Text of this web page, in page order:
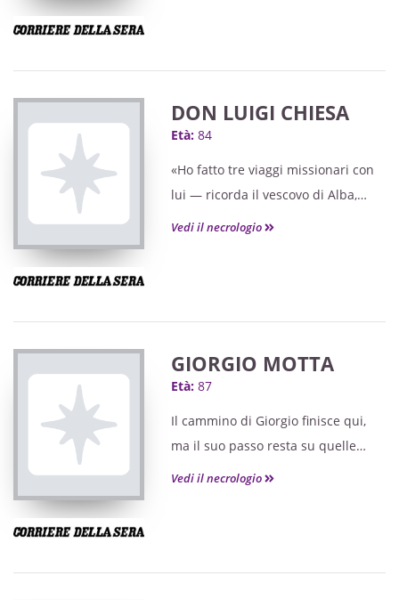
DON LUIGI CHIESA
Età: 84
«Ho fatto tre viaggi missionari con
lui — ricorda il vescovo di Alba,
monsignor Marco Brunetti — e ho
Vedi il necrologio
GIORGIO MOTTA
Età: 87
Il cammino di Giorgio finisce qui,
ma il suo passo resta su quelle
colline.
Vedi il necrologio